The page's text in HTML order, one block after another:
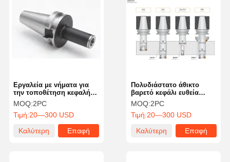
Πολυδιάστατο άθικτο
βαρετό κεφάλι ευθεία
στεφάνη με μεγάλη
χωρητικότητα
MOQ:2PC
Τιμή:20—300 USD
Καλύτερη
Επαφή
Εργαλεία με νήματα για
την τοποθέτηση κεφαλής
τρύπησης ρυθμιζόμενη
κεφαλή τρύπησης 2-6
εισροές για μηχανή CNC
MOQ:2PC
Τιμή:20—300 USD
Καλύτερη
Επαφή